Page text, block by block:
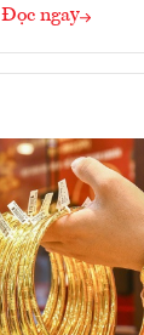
Đọc ngay